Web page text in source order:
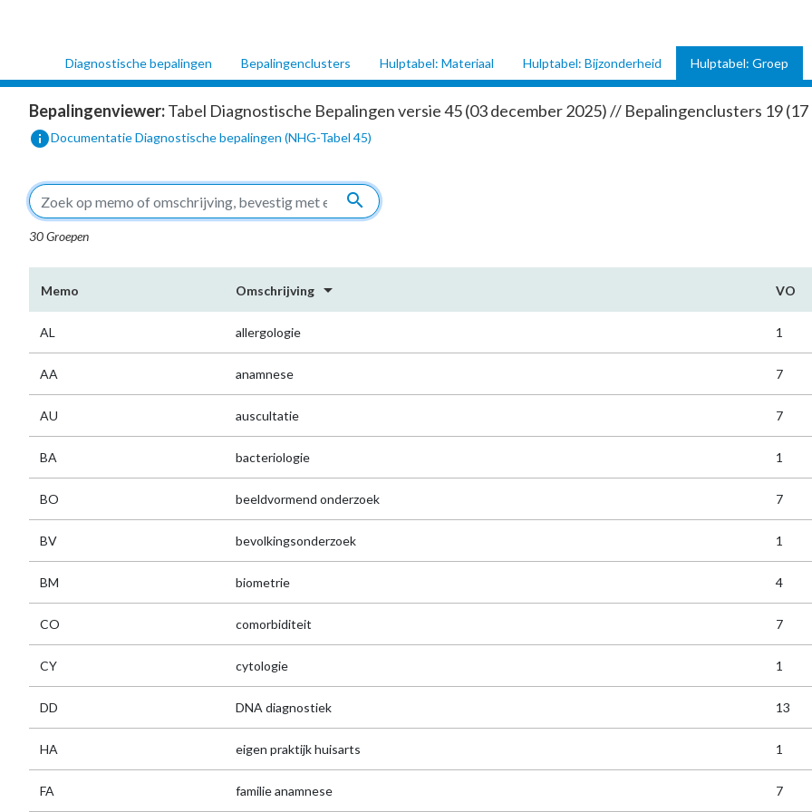
Diagnostische bepalingen Bepalingenclusters Hulptabel: Materiaal Hulptabel: Bijzonderheid Hulptabel: Groep
Bepalingenviewer:Tabel Diagnostische Bepalingen versie 45 (03 december 2025) // Bepalingenclusters 19
infoDocumentatie Diagnostische bepalingen (NHG-Tabel 45)
search
30 Groepen
Memo Omschrijving arrow_drop_down VO
AL allergologie 1
AA anamnese 7
AU auscultatie 7
BA bacteriologie 1
BO beeldvormend onderzoek 7
BV bevolkingsonderzoek 1
BM biometrie 4
CO comorbiditeit 7
CY cytologie 1
DD DNA diagnostiek 13
HA eigen praktijk huisarts 1
FA familie anamnese 7